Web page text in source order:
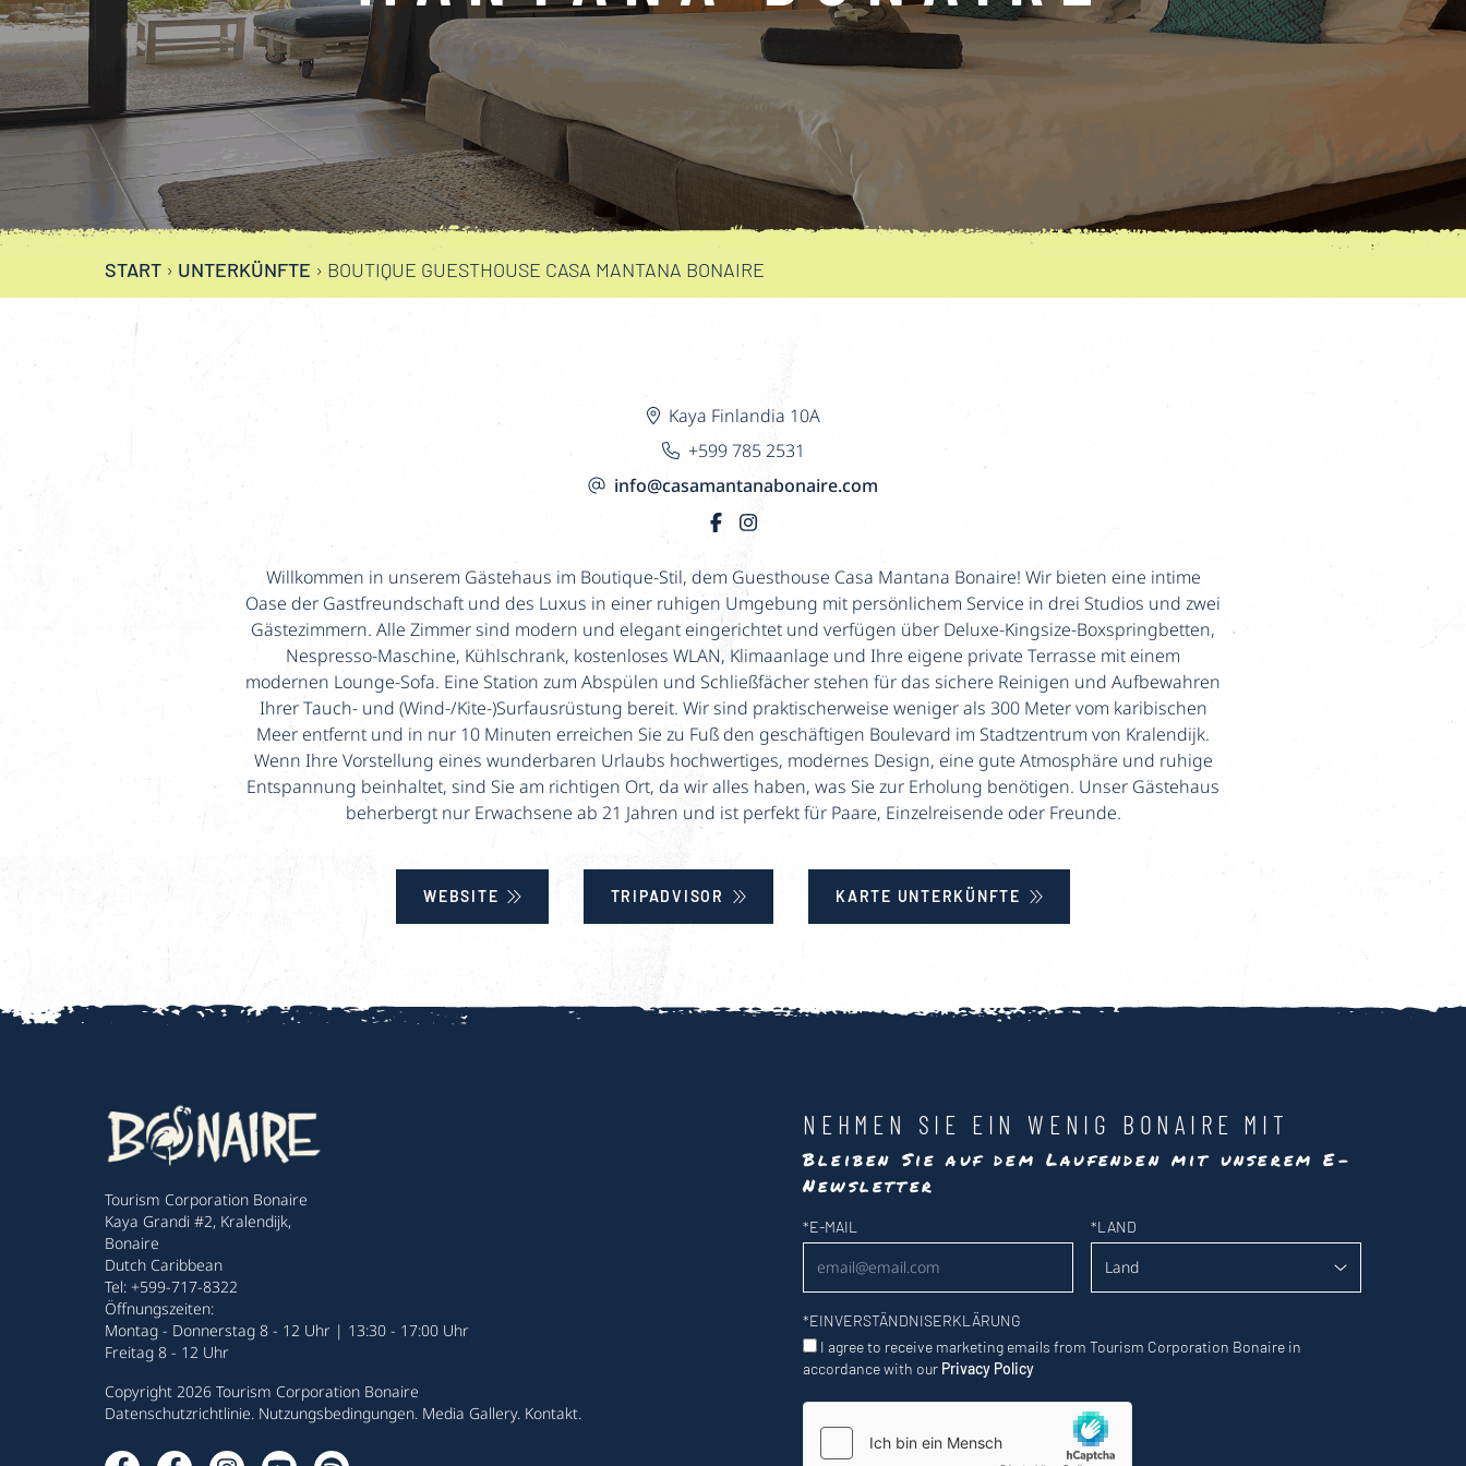
START › UNTERKÜNFTE › BOUTIQUE GUESTHOUSE CASA MANTANA BONAIRE
Kaya Finlandia 10A
+599 785 2531
info@casamantanabonaire.com
Willkommen in unserem Gästehaus im Boutique-Stil, dem Guesthouse Casa Mantana Bonaire! Wir bieten eine intime
Oase der Gastfreundschaft und des Luxus in einer ruhigen Umgebung mit persönlichem Service in drei Studios und zwei
Gästezimmern. Alle Zimmer sind modern und elegant eingerichtet und verfügen über Deluxe-Kingsize-Boxspringbetten,
Nespresso-Maschine, Kühlschrank, kostenloses WLAN, Klimaanlage und Ihre eigene private Terrasse mit einem
modernen Lounge-Sofa. Eine Station zum Abspülen und Schließfächer stehen für das sichere Reinigen und Aufbewahren
Ihrer Tauch- und (Wind-/Kite-)Surfausrüstung bereit. Wir sind praktischerweise weniger als 300 Meter vom karibischen
Meer entfernt und in nur 10 Minuten erreichen Sie zu Fuß den geschäftigen Boulevard im Stadtzentrum von Kralendijk.
Wenn Ihre Vorstellung eines wunderbaren Urlaubs hochwertiges, modernes Design, eine gute Atmosphäre und ruhige
Entspannung beinhaltet, sind Sie am richtigen Ort, da wir alles haben, was Sie zur Erholung benötigen. Unser Gästehaus
beherbergt nur Erwachsene ab 21 Jahren und ist perfekt für Paare, Einzelreisende oder Freunde.
WEBSITE TRIPADVISOR KARTE UNTERKÜNFTE
Tourism Corporation Bonaire
Kaya Grandi #2, Kralendijk,
Bonaire
Dutch Caribbean
Tel: +599-717-8322
Öffnungszeiten:
Montag - Donnerstag 8 - 12 Uhr | 13:30 - 17:00 Uhr
Freitag 8 - 12 Uhr
Copyright 2026 Tourism Corporation Bonaire
Datenschutzrichtlinie. Nutzungsbedingungen. Media Gallery. Kontakt.
NEHMEN SIE EIN WENIG BONAIRE MIT
Bleiben Sie auf dem Laufenden mit unserem E-
Newsletter
Newsletter
*E-MAIL *LAND
*EINVERSTÄNDNISERKLÄRUNG
I agree to receive marketing emails from Tourism Corporation Bonaire in
accordance with our Privacy Policy